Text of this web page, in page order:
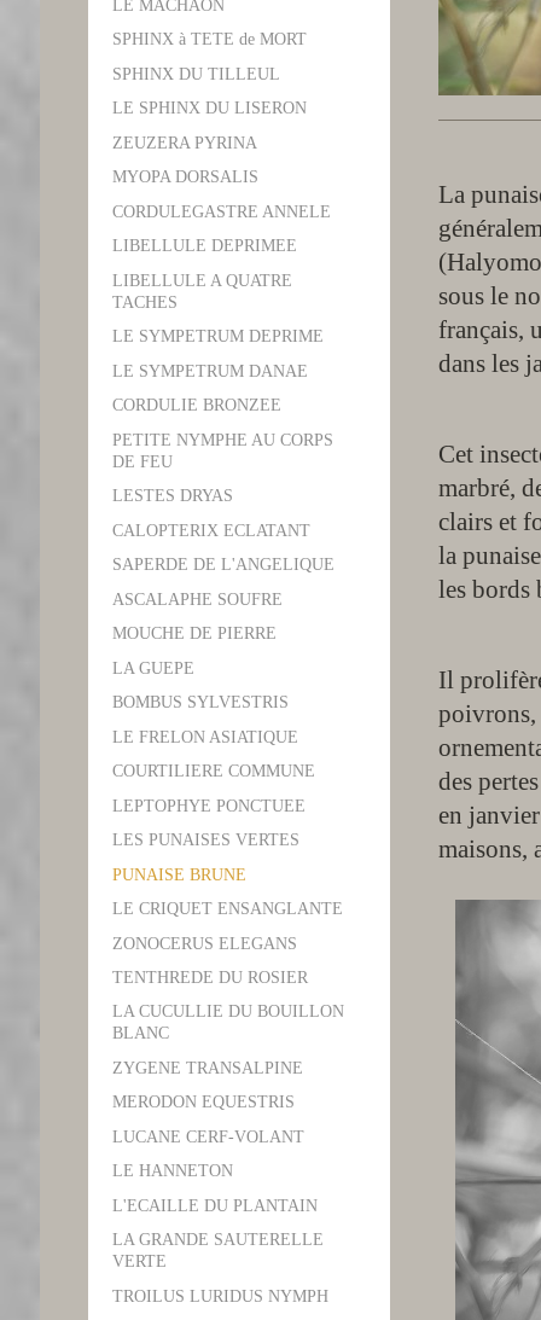
La
sous le
français,
dans les
Cet
marbré,
clairs et
la
les bords
Il
poivrons,
des
en
maisons,
LE MACHAON
SPHINX à TETE de MORT
SPHINX DU TILLEUL
LE SPHINX DU LISERON
ZEUZERA PYRINA
MYOPA DORSALIS
CORDULEGASTRE ANNELE
LIBELLULE DEPRIMEE
LIBELLULE A QUATRE
TACHES
LE SYMPETRUM DEPRIME
LE SYMPETRUM DANAE
CORDULIE BRONZEE
PETITE NYMPHE AU CORPS
DE FEU
LESTES DRYAS
CALOPTERIX ECLATANT
SAPERDE DE L'ANGELIQUE
ASCALAPHE SOUFRE
MOUCHE DE PIERRE
LA GUEPE
BOMBUS SYLVESTRIS
LE FRELON ASIATIQUE
COURTILIERE COMMUNE
LEPTOPHYE PONCTUEE
LES PUNAISES VERTES
PUNAISE BRUNE
LE CRIQUET ENSANGLANTE
ZONOCERUS ELEGANS
TENTHREDE DU ROSIER
LA CUCULLIE DU BOUILLON
BLANC
ZYGENE TRANSALPINE
MERODON EQUESTRIS
LUCANE CERF-VOLANT
LE HANNETON
L'ECAILLE DU PLANTAIN
LA GRANDE SAUTERELLE
VERTE
TROILUS LURIDUS NYMPH